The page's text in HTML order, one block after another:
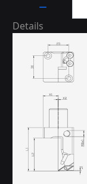
Details